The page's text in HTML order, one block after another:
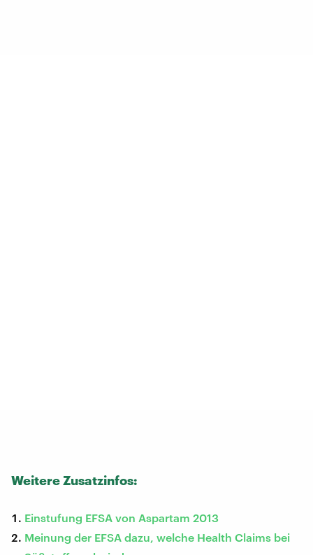
Weitere Zusatzinfos:
Einstufung EFSA von Aspartam 2013
Meinung der EFSA dazu, welche Health Claims bei